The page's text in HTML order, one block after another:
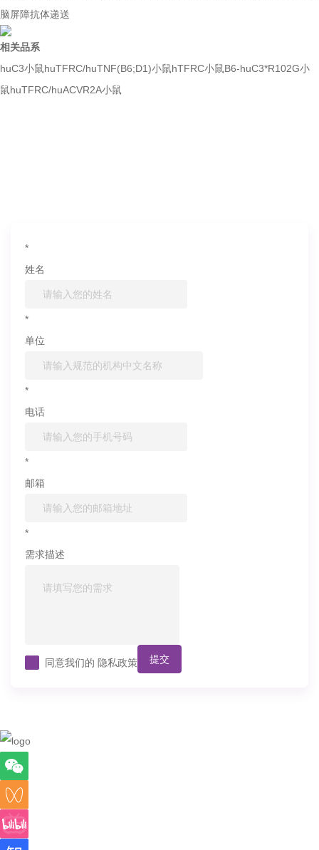
脑屏障抗体递送
相关品系
huC3小鼠huTFRC/huTNF(B6;D1)小鼠hTFRC小鼠B6-huC3*R102G小
鼠huTFRC/huACVR2A小鼠
*
姓名
*
单位
*
电话
*
邮箱
*
需求描述
同意我们的 隐私政策 提交